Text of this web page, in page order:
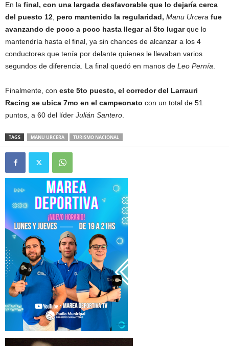
En la final, con una largada desfavorable que lo dejaría cerca
del puesto 12 pero mantenido la regularidad, Manu Urcera fue
avanzando de poco a poco hasta llegar al 5to lugarque lo
mantendría hasta el final, ya sin chances de alcanzar a los 4
conductores que tenía por delante quienes le llevaban varios
segundos de diferencia. La final quedó en manos de Leo Pernía
Finalmente, con este 5to puesto, el corredor del Larrauri
Racing se ubica 7mo en el campeonato con un total de 51
puntos, a 60 del líder Julián Santero
TAGS MANU URCERA TURISMO NACIONAL